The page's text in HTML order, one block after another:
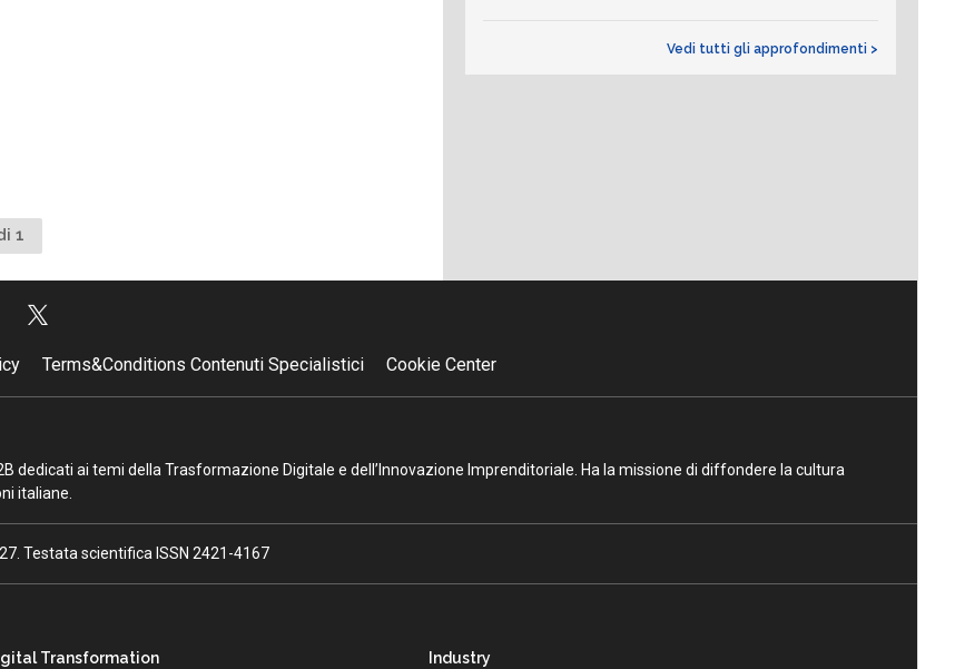
1
Vedi tutti gli approfondimenti >
Terms&Conditions Contenuti Specialistici Cookie Center
dedicati ai temi della Trasformazione Digitale e dell’Innovazione Imprenditoriale. Ha la missione di diffondere la cultura
italiane.
Testata scientifica ISSN 2421-4167
Transformation Industry